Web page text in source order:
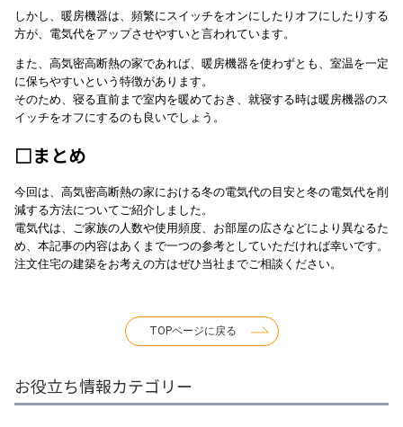
しかし、暖房機器は、頻繁にスイッチをオンにしたりオフにしたりする
方が、電気代をアップさせやすいと言われています。
また、高気密高断熱の家であれば、暖房機器を使わずとも、室温を一定
に保ちやすいという特徴があります。
そのため、寝る直前まで室内を暖めておき、就寝する時は暖房機器のス
イッチをオフにするのも良いでしょう。
□まとめ
今回は、高気密高断熱の家における冬の電気代の目安と冬の電気代を削
減する方法についてご紹介しました。
電気代は、ご家族の人数や使用頻度、お部屋の広さなどにより異なるた
め、本記事の内容はあくまで一つの参考としていただければ幸いです。
注文住宅の建築をお考えの方はぜひ当社までご相談ください。
TOPページに戻る
お役立ち情報カテゴリー